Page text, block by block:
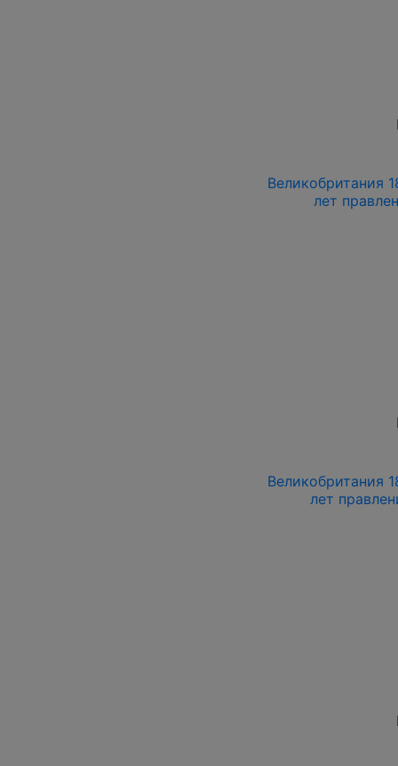
Великобритания
лет
Великобритания
лет